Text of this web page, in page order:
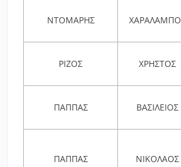
ΝΤΟΜΑΡΗΣ
ΡΙΖΟΣ ΧΡΗΣΤΟΣ
ΠΑΠΠΑΣ ΒΑΣΙΛΕΙΟΣ
ΠΑΠΠΑΣ ΝΙΚΟΛΑΟΣ